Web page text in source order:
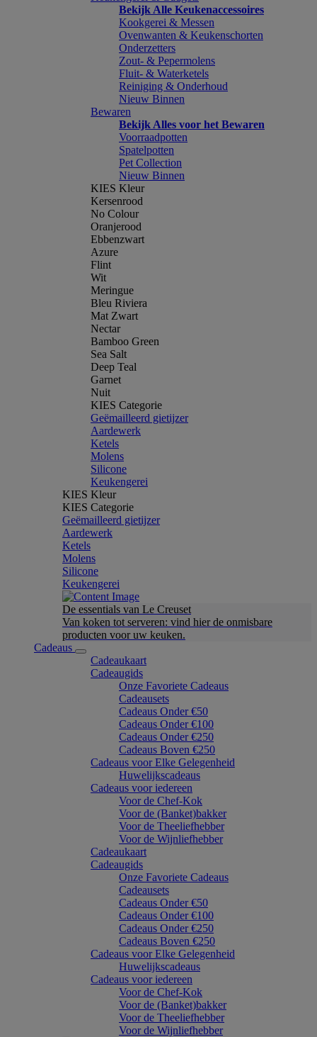
Bekijk Alle Keukenaccessoires
Kookgerei & Messen
Ovenwanten & Keukenschorten
Onderzetters
Zout- & Pepermolens
Fluit- & Waterketels
Reiniging & Onderhoud
Nieuw Binnen
Bewaren
Bekijk Alles voor het Bewaren
Voorraadpotten
Spatelpotten
Pet Collection
Nieuw Binnen
KIES Kleur
Kersenrood
No Colour
Oranjerood
Ebbenzwart
Azure
Flint
Wit
Meringue
Bleu Riviera
Mat Zwart
Nectar
Bamboo Green
Sea Salt
Deep Teal
Garnet
Nuit
KIES Categorie
Geëmailleerd gietijzer
Aardewerk
Ketels
Molens
Silicone
Keukengerei
KIES Kleur
KIES Categorie
Geëmailleerd gietijzer
Aardewerk
Ketels
Molens
Silicone
Keukengerei
De essentials van Le Creuset
Van koken tot serveren: vind hier de onmisbare
producten voor uw keuken.
Cadeaus
Cadeaukaart
Cadeaugids
Onze Favoriete Cadeaus
Cadeausets
Cadeaus Onder €50
Cadeaus Onder €100
Cadeaus Onder €250
Cadeaus Boven €250
Cadeaus voor Elke Gelegenheid
Huwelijkscadeaus
Cadeaus voor iedereen
Voor de Chef-Kok
Voor de (Banket)bakker
Voor de Theeliefhebber
Voor de Wijnliefhebber
Cadeaukaart
Cadeaugids
Onze Favoriete Cadeaus
Cadeausets
Cadeaus Onder €50
Cadeaus Onder €100
Cadeaus Onder €250
Cadeaus Boven €250
Cadeaus voor Elke Gelegenheid
Huwelijkscadeaus
Cadeaus voor iedereen
Voor de Chef-Kok
Voor de (Banket)bakker
Voor de Theeliefhebber
Voor de Wijnliefhebber